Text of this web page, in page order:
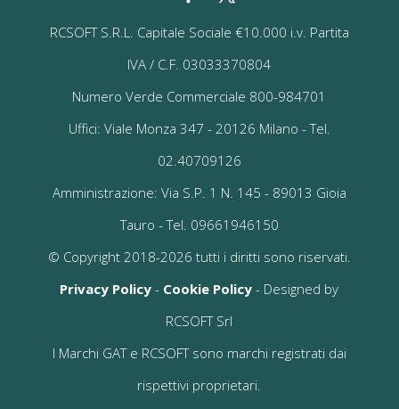
RCSOFT S.R.L. Capitale Sociale €10.000 i.v. Partita
IVA / C.F. 03033370804
Numero Verde Commerciale 800-984701
Uffici: Viale Monza 347 - 20126 Milano - Tel.
02.40709126
Amministrazione: Via S.P. 1 N. 145 - 89013 Gioia
Tauro - Tel. 09661946150
© Copyright 2018-2026 tutti i diritti sono riservati.
Privacy Policy - Cookie Policy - Designed by
RCSOFT Srl
I Marchi GAT e RCSOFT sono marchi registrati dai
rispettivi proprietari.